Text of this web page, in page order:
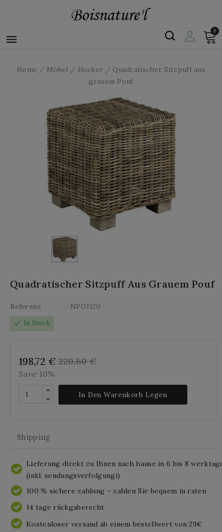

0
Home Möbel Hocker
Quadratischer Sitzpuff aus
grauem Pouf
Quadratischer Sitzpuff Aus Grauem Pouf
Referenz
: NPO1120
check In Stock
198,72 € 220,80 €
Save 10%
In Den Warenkorb Legen
Shipping
Lieferung direkt zu Ihnen nach hause in 6 bis 8
(inkl. sendungsverfolgungi)
100 % sichere zahlung – zahlen Sie bequem in raten
14 tage rückgaberecht
Kostenloser versand ab einem bestellwert von 29€